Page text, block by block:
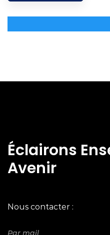
Éclairons
Avenir
Nous contacter :
Par mail